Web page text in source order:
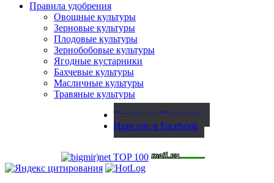
Правила удобрения
Овощные культуры
Зерновые культуры
Плодовые культуры
Зернобобовые культуры
Ягодные кустарники
Бахчевые культуры
Масличные культуры
Травяные культуры
Читай нас ВКонтакте
Ищи нас в Facebook